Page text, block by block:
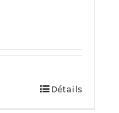
Détails